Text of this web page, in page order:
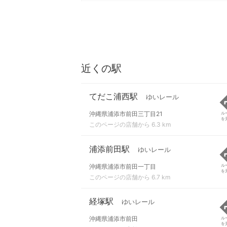
近くの駅
てだこ浦西駅 ゆいレール
沖縄県浦添市前田三丁目21
このページの店舗から 6.3 km
ル
を
浦添前田駅 ゆいレール
沖縄県浦添市前田一丁目
このページの店舗から 6.7 km
ル
を
経塚駅 ゆいレール
沖縄県浦添市前田
ル
を